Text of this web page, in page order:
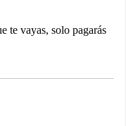
te vayas, solo pagarás